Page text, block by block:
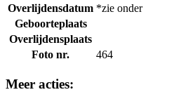
Overlijdensdatum *zie onder
Geboorteplaats
Overlijdensplaats
Foto nr.
464
Meer acties: